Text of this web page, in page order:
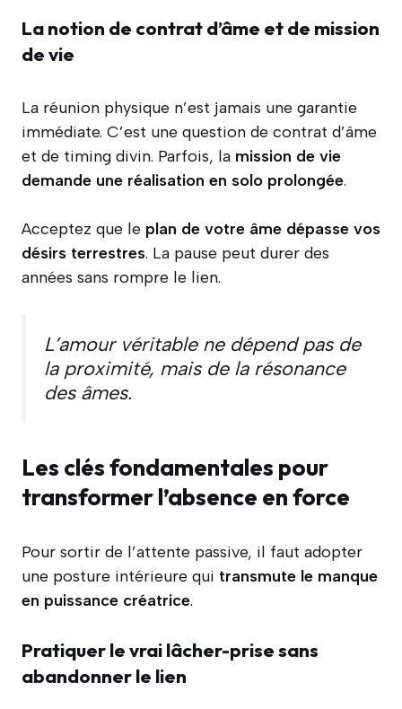
La notion de contrat d’âme et de mission
de vie
La réunion physique n’est jamais une garantie
immédiate. C’est une question de contrat d’âme
et de timing divin. Parfois, la mission de vie
demande une réalisation en solo prolongée.
Acceptez que le plan de votre âme dépasse vos
désirs terrestres. La pause peut durer des
années sans rompre le lien.
L’amour véritable ne dépend pas de
la proximité, mais de la résonance
des âmes.
Les clés fondamentales pour
transformer l’absence en force
Pour sortir de l’attente passive, il faut adopter
une posture intérieure qui transmute le manque
en puissance créatrice.
Pratiquer le vrai lâcher-prise sans
abandonner le lien